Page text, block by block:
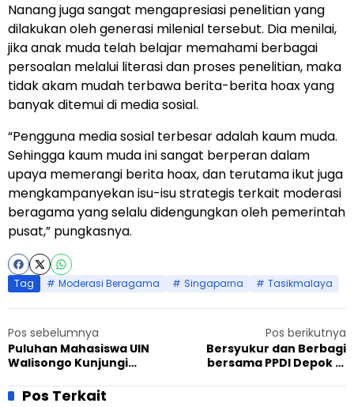
Nanang juga sangat mengapresiasi penelitian yang
dilakukan oleh generasi milenial tersebut. Dia menilai,
jika anak muda telah belajar memahami berbagai
persoalan melalui literasi dan proses penelitian, maka
tidak akam mudah terbawa berita-berita hoax yang
banyak ditemui di media sosial.
“Pengguna media sosial terbesar adalah kaum muda.
Sehingga kaum muda ini sangat berperan dalam
upaya memerangi berita hoax, dan terutama ikut juga
mengkampanyekan isu-isu strategis terkait moderasi
beragama yang selalu didengungkan oleh pemerintah
pusat,” pungkasnya.
Tag Moderasi Beragama Singaparna Tasikmalaya
Pos sebelumnya
Puluhan Mahasiswa UIN
Walisongo Kunjungi
Sumbernya
Pos berikutnya
Bersyukur dan Berbagi
bersama PPDI Depok di
Pos Terkait